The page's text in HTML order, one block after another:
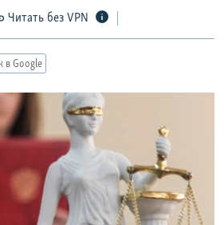
Читать без VPN
в Google